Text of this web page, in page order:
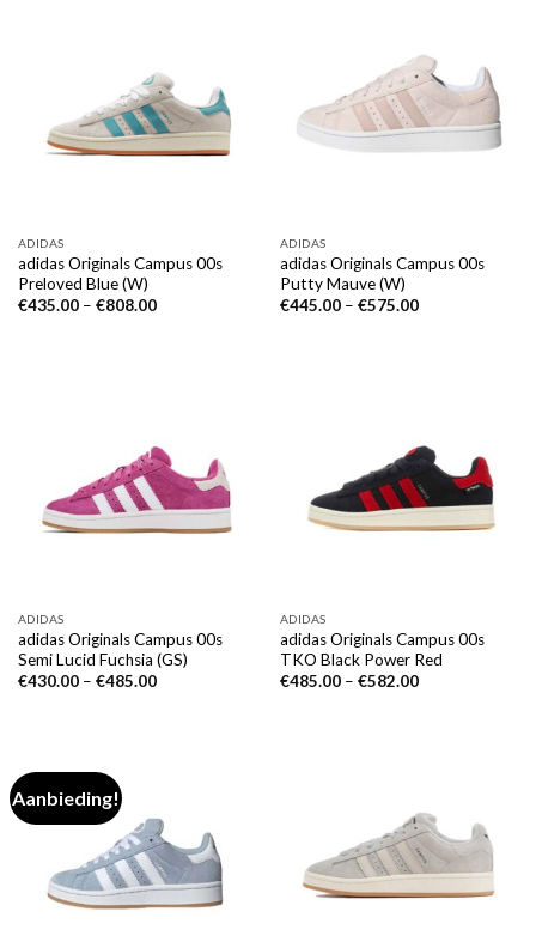
ADIDAS
adidas Originals Campus 00s
Preloved Blue (W)
€435.00– €808.00
ADIDAS
adidas Originals Campus 00s
Putty Mauve (W)
€445.00– €575.00
ADIDAS
adidas Originals Campus 00s
Semi Lucid Fuchsia (GS)
€430.00– €485.00
ADIDAS
adidas Originals Campus 00s
TKO Black Power Red
€485.00– €582.00
Aanbieding!